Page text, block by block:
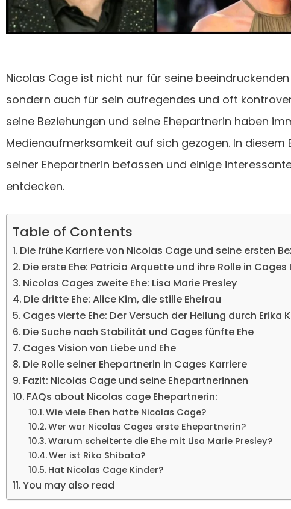
Nicolas Cage ist nicht nur für seine
sondern auch für sein aufregendes und oft
seine Beziehungen und seine Ehepartnerin haben
Medienaufmerksamkeit auf sich gezogen. In
seiner Ehepartnerin befassen und einige
entdecken.
Table of Contents
Die frühe Karriere von Nicolas Cage und seine ersten
Die erste Ehe: Patricia Arquette und ihre Rolle in Cages
Nicolas Cages zweite Ehe: Lisa Marie Presley
Die dritte Ehe: Alice Kim, die stille Ehefrau
Cages vierte Ehe: Der Versuch der Heilung durch Erika
Die Suche nach Stabilität und Cages fünfte Ehe
Cages Vision von Liebe und Ehe
Die Rolle seiner Ehepartnerin in Cages Karriere
Fazit: Nicolas Cage und seine Ehepartnerinnen
FAQs about Nicolas cage Ehepartnerin:
Wie viele Ehen hatte Nicolas Cage?
Wer war Nicolas Cages erste Ehepartnerin?
Warum scheiterte die Ehe mit Lisa Marie Presley?
Wer ist Riko Shibata?
Hat Nicolas Cage Kinder?
You may also read